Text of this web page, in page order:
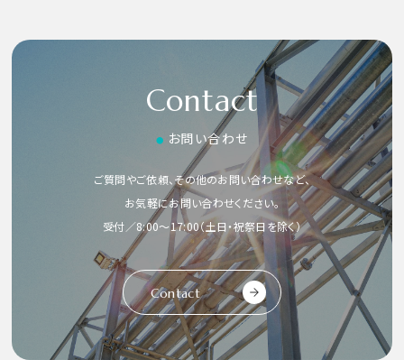
Contact
● お問い合わせ
ご質問やご依頼、その他のお問い合わせなど、
お気軽にお問い合わせください。
受付／8:00〜17:00（土日・祝祭日を除く）
Contact